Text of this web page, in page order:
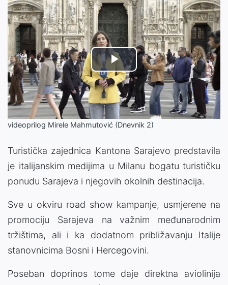
Play
Video
videoprilog Mirele Mahmutović (Dnevnik 2)
Turistička zajednica Kantona Sarajevo predstavila
je italijanskim medijima u Milanu bogatu turističku
ponudu Sarajeva i njegovih okolnih destinacija.
Sve u okviru road show kampanje, usmjerene na
promociju Sarajeva na važnim međunarodnim
tržištima, ali i ka dodatnom približavanju Italije
stanovnicima Bosni i Hercegovini.
Poseban doprinos tome daje direktna aviolinija